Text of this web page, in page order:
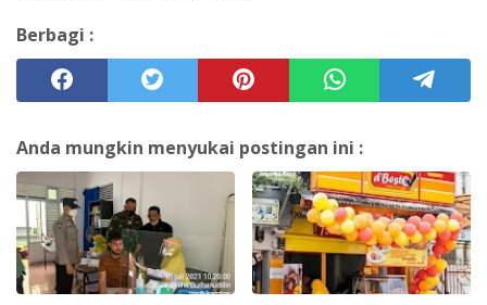
Berbagi :
Anda mungkin menyukai postingan ini :